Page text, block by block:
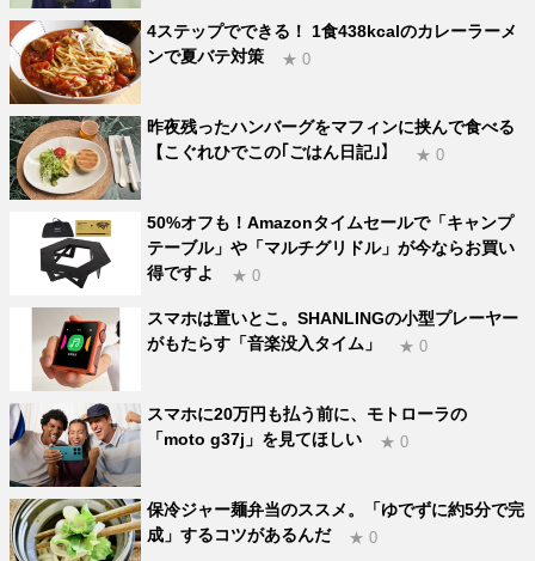
4ステップでできる！ 1食438kcalのカレーラーメ
ンで夏バテ対策
★ 0
昨夜残ったハンバーグをマフィンに挟んで食べる
【こぐれひでこの｢ごはん日記｣】
★ 0
50%オフも！Amazonタイムセールで「キャンプ
テーブル」や「マルチグリドル」が今ならお買い
得ですよ
★ 0
スマホは置いとこ。SHANLINGの小型プレーヤー
がもたらす「音楽没入タイム」
★ 0
スマホに20万円も払う前に、モトローラの
「moto g37j」を見てほしい
★ 0
保冷ジャー麺弁当のススメ。「ゆでずに約5分で完
成」するコツがあるんだ
★ 0